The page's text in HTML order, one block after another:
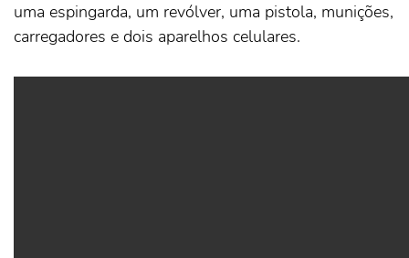
uma espingarda, um revólver, uma pistola, munições,
carregadores e dois aparelhos celulares.